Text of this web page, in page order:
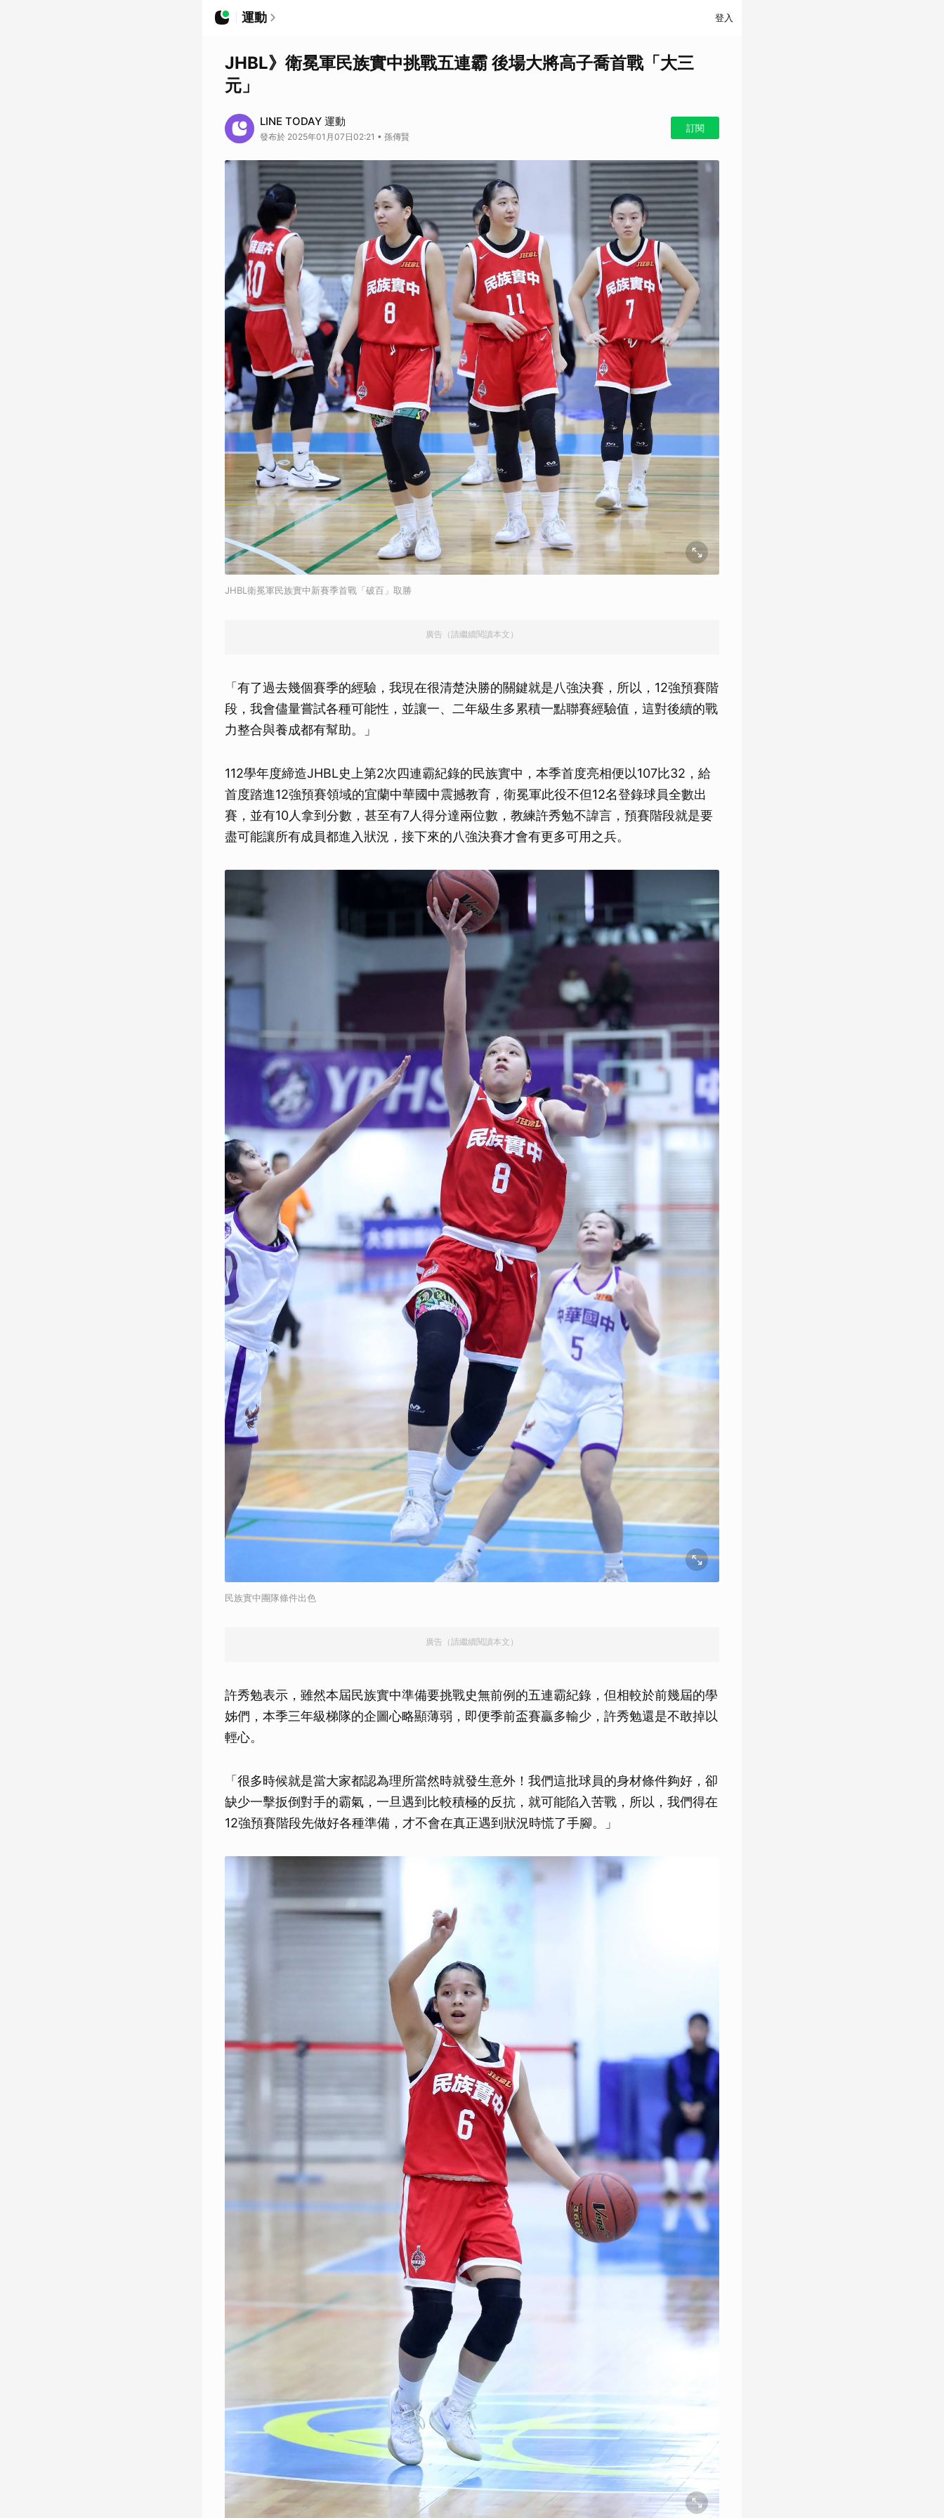
運動 登入
JHBL》衛冕軍民族實中挑戰五連霸 後場大將高子喬首戰「大三
元」
LINE TODAY 運動
發布於 2025年01月07日02:21 • 孫傳賢
訂閱
JHBL衛冕軍民族實中新賽季首戰「破百」取勝
廣告（請繼續閱讀本文）
「有了過去幾個賽季的經驗，我現在很清楚決勝的關鍵就是八強決賽，所以，12強預賽階
段，我會儘量嘗試各種可能性，並讓一、二年級生多累積一點聯賽經驗值，這對後續的戰
力整合與養成都有幫助。」
112學年度締造JHBL史上第2次四連霸紀錄的民族實中，本季首度亮相便以107比32，給
首度踏進12強預賽領域的宜蘭中華國中震撼教育，衛冕軍此役不但12名登錄球員全數出
賽，並有10人拿到分數，甚至有7人得分達兩位數，教練許秀勉不諱言，預賽階段就是要
盡可能讓所有成員都進入狀況，接下來的八強決賽才會有更多可用之兵。
民族實中團隊條件出色
廣告（請繼續閱讀本文）
許秀勉表示，雖然本屆民族實中準備要挑戰史無前例的五連霸紀錄，但相較於前幾屆的學
姊們，本季三年級梯隊的企圖心略顯薄弱，即便季前盃賽贏多輸少，許秀勉還是不敢掉以
輕心。
「很多時候就是當大家都認為理所當然時就發生意外！我們這批球員的身材條件夠好，卻
缺少一擊扳倒對手的霸氣，一旦遇到比較積極的反抗，就可能陷入苦戰，所以，我們得在
12強預賽階段先做好各種準備，才不會在真正遇到狀況時慌了手腳。」